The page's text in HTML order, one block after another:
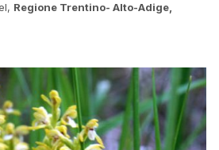
Regione Trentino- Alto-Adige,